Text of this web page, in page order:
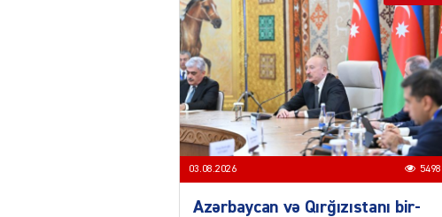
03.08.2026 5498
Azərbaycan və Qırğızıstanı bir-